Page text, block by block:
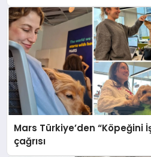
Mars Türkiye’den “Köpeğini
çağrısı